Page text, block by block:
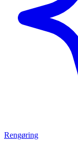
Rengøring